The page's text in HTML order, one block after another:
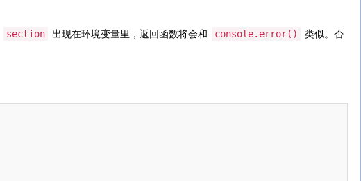
section 出现在环境变量里，返回函数将会和 console.error()
类似。否